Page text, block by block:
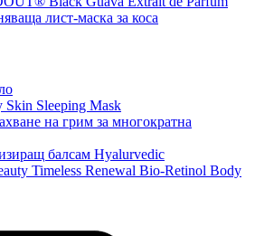
лист-маска за коса
Sleeping Mask
на грим за многократна
балсам Hyalurvedic
Timeless Renewal Bio-Retinol Body